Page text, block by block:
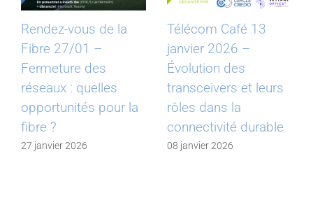
Rendez-vous de la
Fibre 27/01 –
Fermeture des
réseaux : quelles
opportunités pour la
fibre ?
27 janvier 2026
Télécom Café 13
janvier 2026 –
Évolution des
transceivers et leurs
rôles dans la
connectivité durable
08 janvier 2026